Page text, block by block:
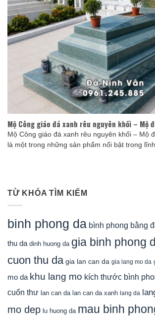
Mộ Công giáo đá xanh rêu nguyên khối – Mộ
Mộ Công giáo đá xanh rêu nguyên khối – Mộ
là một trong những sản phẩm nổi bật trong
TỪ KHÓA TÌM KIẾM
binh phong da bình phong bằng
thu da dinh huong da gia binh phong
cuon thu da gia lan can da gia lang mo da
mo da khu lang mo kích thước bình
cuốn thư lan can da lan can da xanh lang da
mo dep lu huong da mau binh